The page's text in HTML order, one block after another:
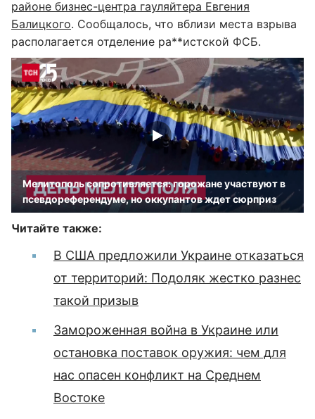
районе бизнес-центра гауляйтера Евгения
Балицкого. Сообщалось, что вблизи места взрыва
располагается отделение ра**истской ФСБ.
Мелитополь сопротивляется: горожане участвуют в
псевдореферендуме, но оккупантов ждет сюрприз
Читайте также:
В США предложили Украине отказаться
от территорий: Подоляк жестко разнес
такой призыв
Замороженная война в Украине или
остановка поставок оружия: чем для
нас опасен конфликт на Среднем
Востоке